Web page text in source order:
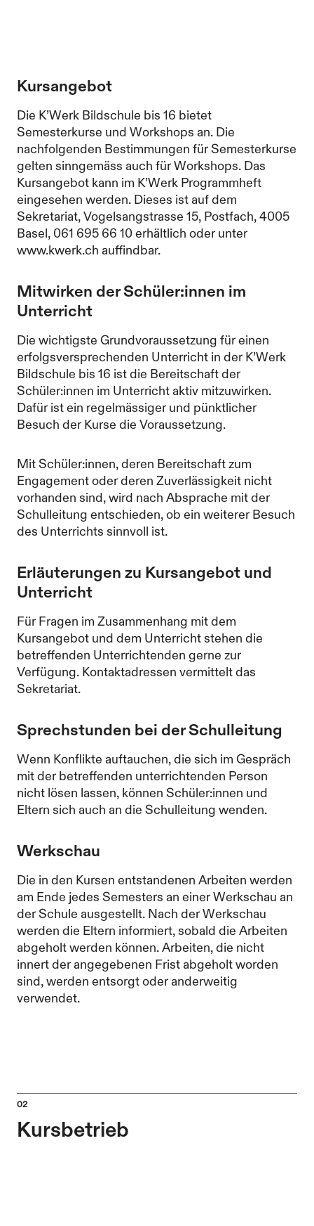
Kursangebot
Die K’Werk Bildschule bis 16 bietet
Semesterkurse und Workshops an. Die
nachfolgenden Bestimmungen für Semesterkurse
gelten sinngemäss auch für Workshops. Das
Kursangebot kann im K’Werk Programmheft
eingesehen werden. Dieses ist auf dem
Sekretariat, Vogelsangstrasse 15, Postfach, 4005
Basel, 061 695 66 10 erhältlich oder unter
www.kwerk.ch auffindbar.
Mitwirken der Schüler:innen im
Unterricht
Die wichtigste Grundvoraussetzung für einen
erfolgsversprechenden Unterricht in der K’Werk
Bildschule bis 16 ist die Bereitschaft der
Schüler:innen im Unterricht aktiv mitzuwirken.
Dafür ist ein regelmässiger und pünktlicher
Besuch der Kurse die Voraussetzung.
Mit Schüler:innen, deren Bereitschaft zum
Engagement oder deren Zuverlässigkeit nicht
vorhanden sind, wird nach Absprache mit der
Schulleitung entschieden, ob ein weiterer Besuch
des Unterrichts sinnvoll ist.
Erläuterungen zu Kursangebot und
Unterricht
Für Fragen im Zusammenhang mit dem
Kursangebot und dem Unterricht stehen die
betreffenden Unterrichtenden gerne zur
Verfügung. Kontaktadressen vermittelt das
Sekretariat.
Sprechstunden bei der Schulleitung
Wenn Konflikte auftauchen, die sich im Gespräch
mit der betreffenden unterrichtenden Person
nicht lösen lassen, können Schüler:innen und
Eltern sich auch an die Schulleitung wenden.
Werkschau
Die in den Kursen entstandenen Arbeiten werden
am Ende jedes Semesters an einer Werkschau an
der Schule ausgestellt. Nach der Werkschau
werden die Eltern informiert, sobald die Arbeiten
abgeholt werden können. Arbeiten, die nicht
innert der angegebenen Frist abgeholt worden
sind, werden entsorgt oder anderweitig
verwendet.
Kursbetrieb